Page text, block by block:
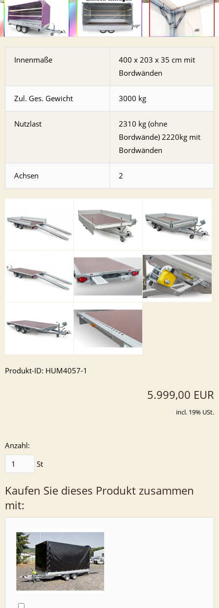
Innenmaße
400 x 203 x 35 cm mit
Bordwänden
Zul. Ges. Gewicht 3000 kg
Nutzlast
2310 kg (ohne
Bordwände) 2220kg mit
Bordwänden
Achsen 2
Produkt-ID: HUM4057-1
5.999,00 EUR
incl. 19% USt.
Anzahl:
St
Kaufen Sie dieses Produkt zusammen
mit: